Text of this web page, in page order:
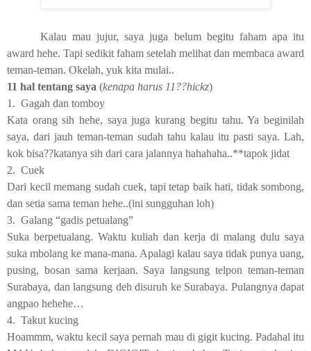
Kalau mau jujur, saya juga belum begitu faham apa itu
award hehe. Tapi sedikit faham setelah melihat dan membaca award
teman-teman. Okelah, yuk kita mulai..
11 hal tentang saya (kenapa harus 11??hickz)
1. Gagah dan tomboy
Kata orang sih hehe, saya juga kurang begitu tahu. Ya beginilah
saya, dari jauh teman-teman sudah tahu kalau itu pasti saya. Lah,
kok bisa??katanya sih dari cara jalannya hahahaha..**tapok jidat
2. Cuek
Dari kecil memang sudah cuek, tapi tetap baik hati, tidak sombong,
dan setia sama teman hehe..(ini sungguhan loh)
3. Galang “gadis petualang”
Suka berpetualang. Waktu kuliah dan kerja di malang dulu saya
suka mbolang ke mana-mana. Apalagi kalau saya tidak punya uang,
pusing, bosan sama kerjaan. Saya langsung telpon teman-teman
Surabaya, dan langsung deh disuruh ke Surabaya. Pulangnya dapat
angpao hehehe…
4. Takut kucing
Hoammm, waktu kecil saya pernah mau di gigit kucing. Padahal itu